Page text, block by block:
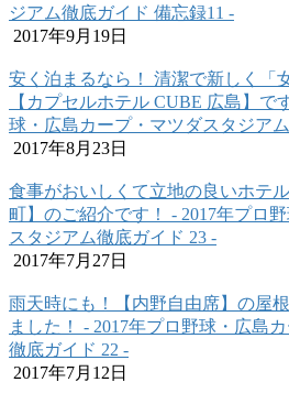
ジアム徹底ガイド 備忘録11 ‐
2017年9月19日
安く泊まるなら！ 清潔で新しく「
【カプセルホテル CUBE 広島】で
球・広島カープ・マツダスタジア
2017年8月23日
食事がおいしくて立地の良いホテ
町】のご紹介です！ ‐ 2017年プロ
スタジアム徹底ガイド 23 ‐
2017年7月27日
雨天時にも！【内野自由席】の屋
ました！ ‐ 2017年プロ野球・広島
徹底ガイド 22 ‐
2017年7月12日